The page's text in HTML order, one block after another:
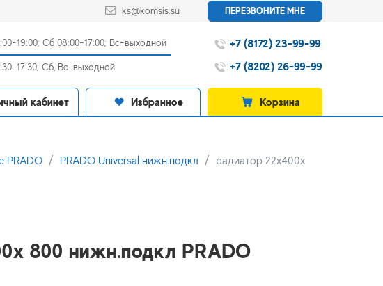
ks@komsis.su ПЕРЕЗВОНИТЕ МНЕ
19:00; Сб 08:00-17:00; Вс-выходной
17:30; Сб, Вс-выходной
+7 (8172) 23-99-99
+7 (8202) 26-99-99
кабинет Избранное Корзина
PRADO PRADO Universal нижн.подкл
радиатор 22x400х
800 нижн.подкл PRADO